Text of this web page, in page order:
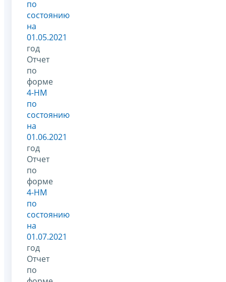
по
состоянию
на
01.05.2021
год
Отчет
по
форме
4-НМ
по
состоянию
на
01.06.2021
год
Отчет
по
форме
4-НМ
по
состоянию
на
01.07.2021
год
Отчет
по